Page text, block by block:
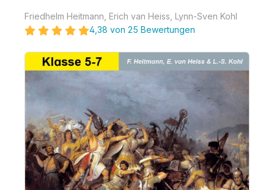
Friedhelm Heitmann, Erich van Heiss, Lynn-Sven Kohl
4,38 von 25 Bewertungen
Bildergalerie überspringen